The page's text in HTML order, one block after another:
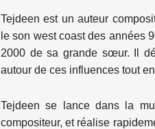
Tejdeen est un auteur
le son west coast des années
2000 de sa grande sœur. Il
autour de ces influences tout
Tejdeen se lance dans la
compositeur, et réalise